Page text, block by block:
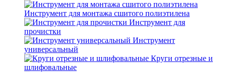
Инструмент для монтажа сшитого полиэтилена
Инструмент для
прочистки
Инструмент
универсальный
Круги отрезные и
шлифовальные